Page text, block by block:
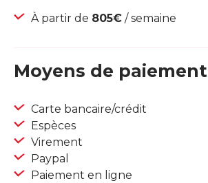
À partir de 805€ / semaine
Moyens de paiement
Carte bancaire/crédit
Espèces
Virement
Paypal
Paiement en ligne